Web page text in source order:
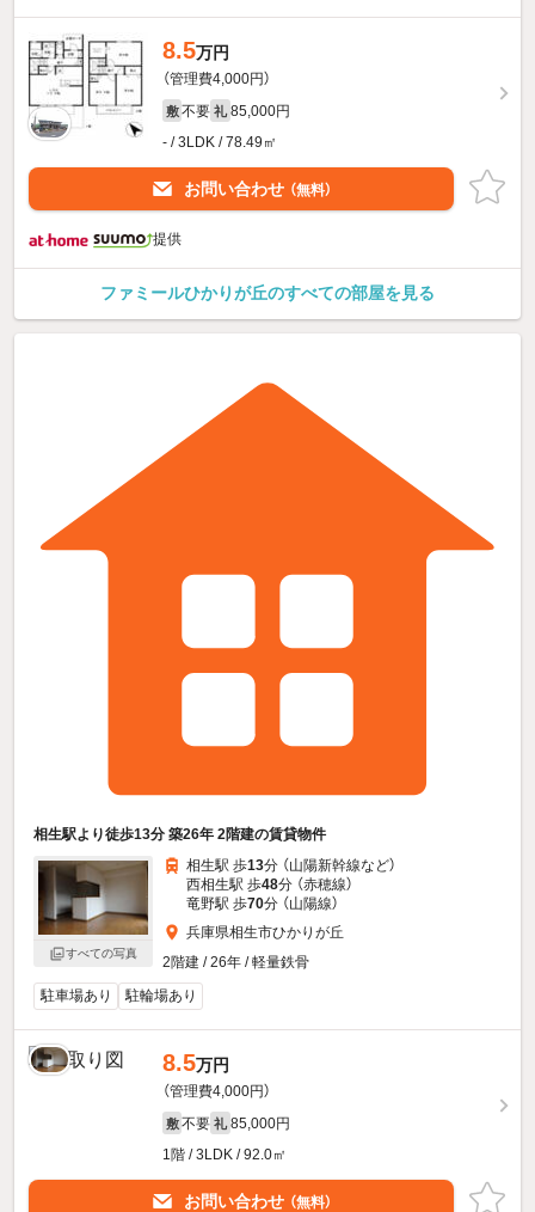
8.5万円
（管理費4,000円）
敷 不要 礼 85,000円
- / 3LDK / 78.49㎡
お問い合わせ （無料）
提供
ファミールひかりが丘のすべての部屋を見る
相生駅より徒歩13分 築26年 2階建の賃貸物件
すべての写真
相生駅 歩13分 （山陽新幹線など）
西相生駅 歩48分 （赤穂線）
竜野駅 歩70分 （山陽線）
兵庫県相生市ひかりが丘
2階建 / 26年 / 軽量鉄骨
駐車場あり
駐輪場あり
8.5万円
（管理費4,000円）
敷 不要 礼 85,000円
1階 / 3LDK / 92.0㎡
お問い合わせ （無料）